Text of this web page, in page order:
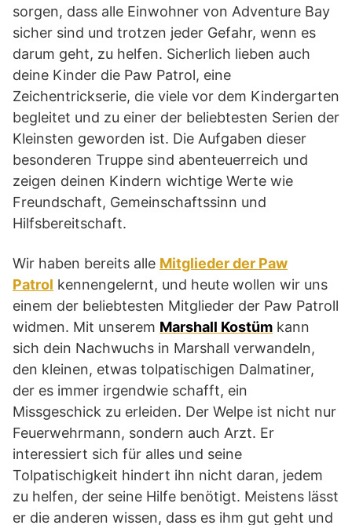
sorgen, dass alle Einwohner von Adventure Bay
sicher sind und trotzen jeder Gefahr, wenn es
darum geht, zu helfen. Sicherlich lieben auch
deine Kinder die Paw Patrol, eine
Zeichentrickserie, die viele vor dem Kindergarten
begleitet und zu einer der beliebtesten Serien der
Kleinsten geworden ist. Die Aufgaben dieser
besonderen Truppe sind abenteuerreich und
zeigen deinen Kindern wichtige Werte wie
Freundschaft, Gemeinschaftssinn und
Hilfsbereitschaft.
Wir haben bereits alle Mitglieder der Paw
Patrol kennengelernt, und heute wollen wir uns
einem der beliebtesten Mitglieder der Paw Patroll
widmen. Mit unserem Marshall Kostüm kann
sich dein Nachwuchs in Marshall verwandeln,
den kleinen, etwas tolpatischigen Dalmatiner,
der es immer irgendwie schafft, ein
Missgeschick zu erleiden. Der Welpe ist nicht nur
Feuerwehrmann, sondern auch Arzt. Er
interessiert sich für alles und seine
Tolpatischigkeit hindert ihn nicht daran, jedem
zu helfen, der seine Hilfe benötigt. Meistens lässt
er die anderen wissen, dass es ihm gut geht und